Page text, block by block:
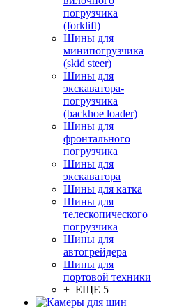
погрузчика
(forklift)
Шины для
минипогрузчика
(skid steer)
Шины для
экскаватора-
погрузчика
(backhoe loader)
Шины для
фронтального
погрузчика
Шины для
экскаватора
Шины для катка
Шины для
телескопического
погрузчика
Шины для
автогрейдера
Шины для
портовой техники
+ ЕЩЕ 5